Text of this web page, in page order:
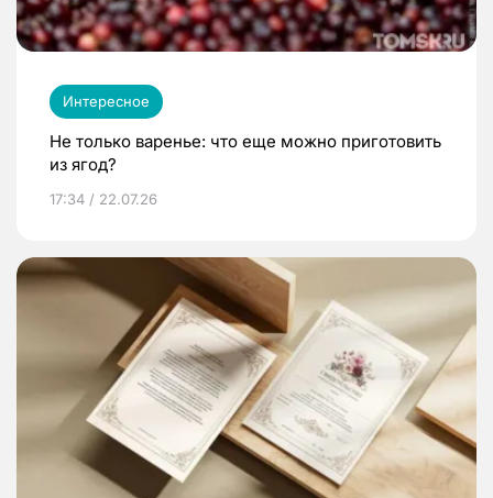
Интересное
Не только варенье: что еще можно приготовить
из ягод?
17:34 / 22.07.26